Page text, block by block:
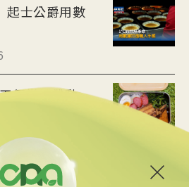
起士公爵用數
工便當 帶動
濟
紙化9/8上線